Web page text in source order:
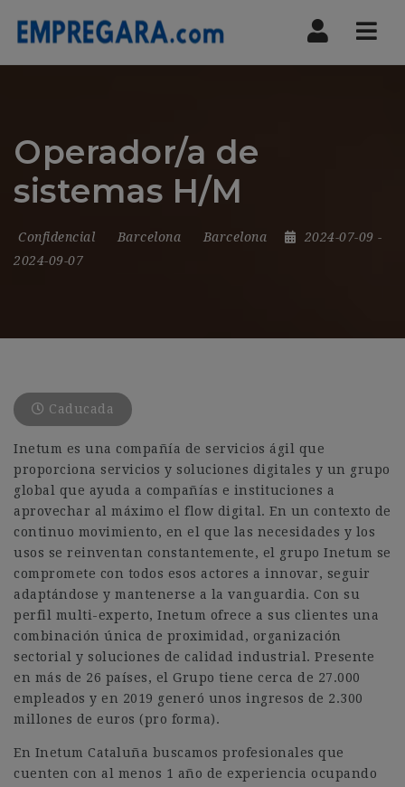
Operador/a de
sistemas H/M
Confidencial Barcelona Barcelona 2024-07-09 -
2024-09-07
Caducada
Inetum es una compañía de servicios ágil que
proporciona servicios y soluciones digitales y un grupo
global que ayuda a compañías e instituciones a
aprovechar al máximo el flow digital. En un contexto de
continuo movimiento, en el que las necesidades y los
usos se reinventan constantemente, el grupo Inetum se
compromete con todos esos actores a innovar, seguir
adaptándose y mantenerse a la vanguardia. Con su
perfil multi-experto, Inetum ofrece a sus clientes una
combinación única de proximidad, organización
sectorial y soluciones de calidad industrial. Presente
en más de 26 países, el Grupo tiene cerca de 27.000
empleados y en 2019 generó unos ingresos de 2.300
millones de euros (pro forma).
En Inetum Cataluña buscamos profesionales que
cuenten con al menos 1 año de experiencia ocupando